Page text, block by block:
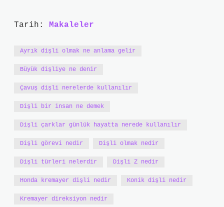
Tarih: Makaleler
Ayrık dişli olmak ne anlama gelir
Büyük dişliye ne denir
Çavuş dişli nerelerde kullanılır
Dişli bir insan ne demek
Dişli çarklar günlük hayatta nerede kullanılır
Dişli görevi nedir Dişli olmak nedir
Dişli türleri nelerdir Dişli Z nedir
Honda kremayer dişli nedir Konik dişli nedir
Kremayer direksiyon nedir